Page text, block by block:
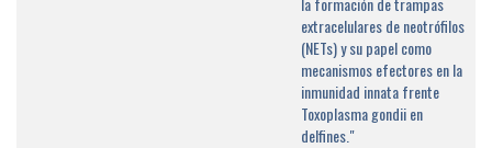
extracelulares de neotrófilos
(NETs) y su papel como
mecanismos efectores en la
inmunidad innata frente
Toxoplasma gondii en
delfines."